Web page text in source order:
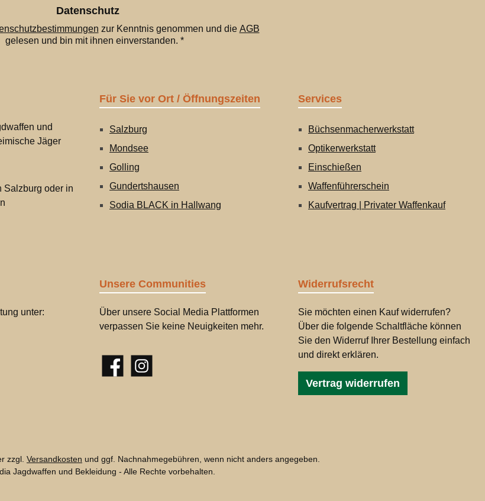
Datenschutz
zur Kenntnis genommen und die AGB
gelesen und bin mit ihnen einverstanden. *
und
Jäger
Salzburg oder in
Für Sie vor Ort / Öffnungszeiten
Salzburg
Mondsee
Golling
Gundertshausen
Sodia BLACK in Hallwang
Services
Büchsenmacherwerkstatt
Optikerwerkstatt
Einschießen
Waffenführerschein
Kaufvertrag | Privater Waffenkauf
unter:
Unsere Communities
Über unsere Social Media Plattformen
verpassen Sie keine Neuigkeiten mehr.
FacebookInstagram
Widerrufsrecht
Sie möchten einen Kauf widerrufen?
Über die folgende Schaltfläche können
Sie den Widerruf Ihrer Bestellung einfach
und direkt erklären.
Vertrag widerrufen
zzgl. Versandkosten und ggf. Nachnahmegebühren, wenn nicht anders angegeben.
Jagdwaffen und Bekleidung - Alle Rechte vorbehalten.